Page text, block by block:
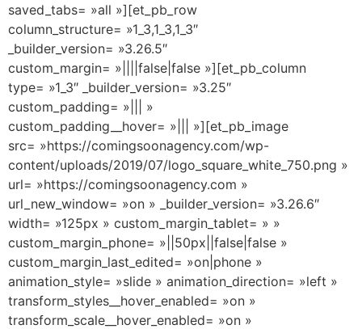
saved_tabs= »all »][et_pb_row
column_structure= »1_3,1_3,1_3″
_builder_version= »3.26.5″
custom_margin= »||||false|false »][et_pb_column
type= »1_3″ _builder_version= »3.25″
custom_padding= »||| »
custom_padding__hover= »||| »][et_pb_image
src= »https://comingsoonagency.com/wp-
content/uploads/2019/07/logo_square_white_750.png »
url= »https://comingsoonagency.com »
url_new_window= »on » _builder_version= »3.26.6″
width= »125px » custom_margin_tablet= » »
custom_margin_phone= »||50px||false|false »
custom_margin_last_edited= »on|phone »
animation_style= »slide » animation_direction= »left »
transform_styles__hover_enabled= »on »
transform_scale__hover_enabled= »on »